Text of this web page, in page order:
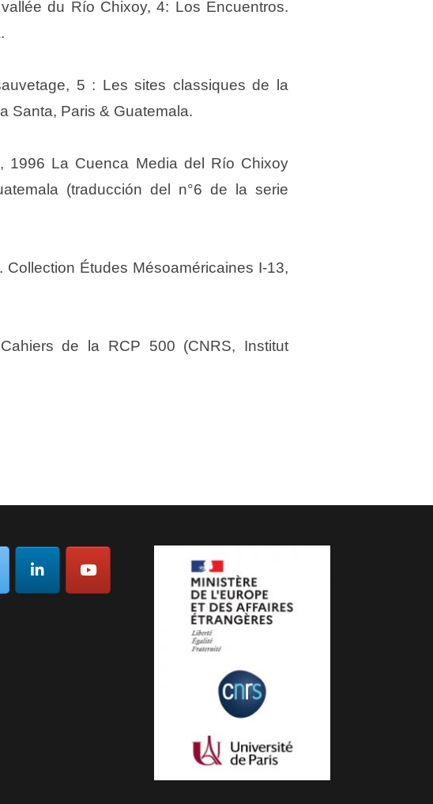
du Río Chixoy, 4: Los Encuentros.
5 : Les sites classiques de la
Santa, Paris & Guatemala.
1996 La Cuenca Media del Río Chixoy
(traducción del n°6 de la serie
Études Mésoaméricaines I-13,
de la RCP 500 (CNRS, Institut